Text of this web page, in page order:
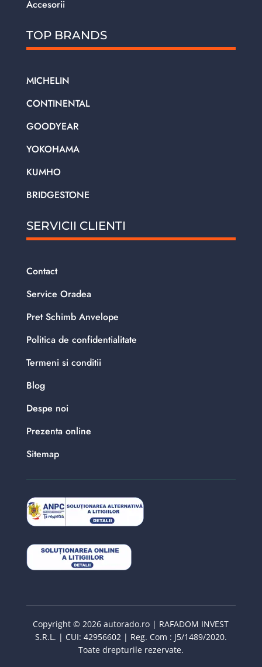
Accesorii
TOP BRANDS
MICHELIN
CONTINENTAL
GOODYEAR
YOKOHAMA
KUMHO
BRIDGESTONE
SERVICII CLIENTI
Contact
Service Oradea
Pret Schimb Anvelope
Politica de confidentialitate
Termeni si conditii
Blog
Despe noi
Prezenta online
Sitemap
Copyright © 2026 autorado.ro | RAFADOM INVEST
S.R.L. | CUI: 42956602 | Reg. Com : J5/1489/2020.
Toate drepturile rezervate.